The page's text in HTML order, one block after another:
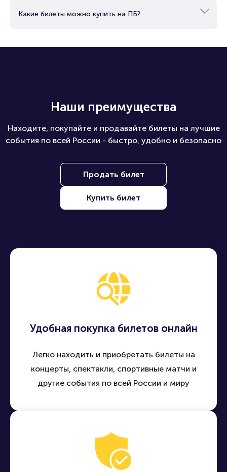
Какие билеты можно купить на ПБ?
Наши преимущества
Находите, покупайте и продавайте билеты на лучшие
события по всей России - быстро, удобно и безопасно
Продать билет
Купить билет
Удобная покупка билетов онлайн
Легко находить и приобретать билеты на
концерты, спектакли, спортивные матчи и
другие события по всей России и миру